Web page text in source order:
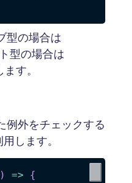
型の場合は
型の場合は
す。
例外をチェックする
します。
) =>
{